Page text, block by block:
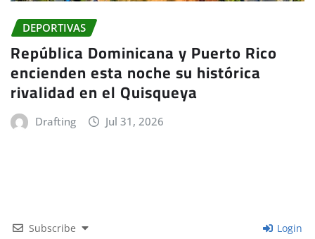
DEPORTIVAS
República Dominicana y Puerto Rico
encienden esta noche su histórica
rivalidad en el Quisqueya
Drafting Jul 31, 2026
Subscribe Login